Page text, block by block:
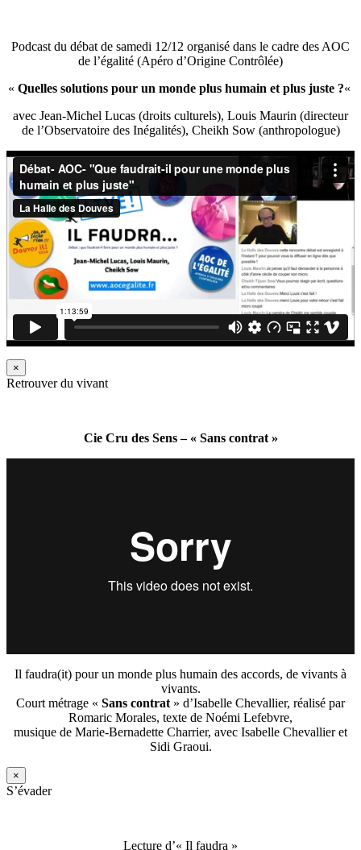
Podcast du débat de samedi 12/12 organisé dans le cadre des AOC
de l’égalité (Apéro d’Origine Contrôlée)
« Quelles solutions pour un monde plus humain et plus juste ?«
avec Jean-Michel Lucas (droits culturels), Louis Maurin (directeur
de l’Observatoire des Inégalités), Cheikh Sow (anthropologue)
×
Retrouver du vivant
Cie Cru des Sens – « Sans contrat »
Il faudra(it) pour un monde plus humain des accords, de vivants à
vivants.
Court métrage « Sans contrat » d’Isabelle Chevallier, réalisé par
Romaric Morales, texte de Noémi Lefebvre,
musique de Marie-Bernadette Charrier, avec Isabelle Chevallier et
Sidi Graoui.
×
S’évader
Lecture d’« Il faudra »